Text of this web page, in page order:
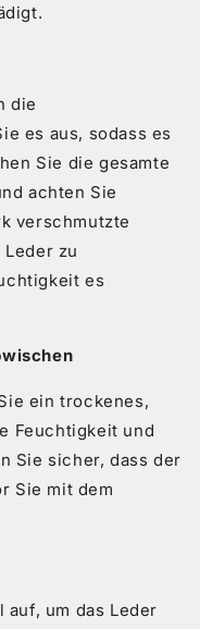
die
es aus, sodass es
Sie die gesamte
achten Sie
verschmutzte
zu
es
ein trockenes,
Feuchtigkeit und
Sie sicher, dass der
Sie mit dem
um das Leder